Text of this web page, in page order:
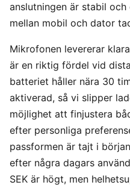
anslutningen är stabil
mellan mobil och dator
Mikrofonen levererar
är en riktig fördel vid
batteriet håller nära 30
aktiverad, så vi slipper
möjlighet att finjustera
efter personliga
passformen är tajt i
efter några dagars
SEK är högt, men